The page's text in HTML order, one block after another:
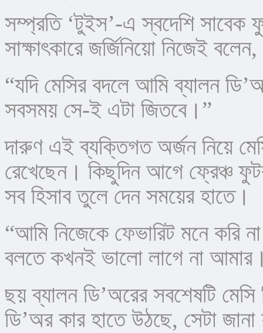
সম্প্রতি ‘টুইস’-এ স্বদেশি সাবেক
সাক্ষাৎকারে জর্জিনিয়ো নিজেই
“যদি মেসির বদলে আমি ব্যালন
সবসময় সে-ই এটা জিতবে।”
দারুণ এই ব্যক্তিগত অর্জন নিয়ে
রেখেছেন। কিছুদিন আগে ফ্রেঞ্চ
সব হিসাব তুলে দেন সময়ের হাতে।
“আমি নিজেকে ফেভারিট মনে করি
বলতে কখনই ভালো লাগে না
ছয় ব্যালন ডি’অরের সবশেষটি
ডি’অর কার হাতে উঠছে, সেটা